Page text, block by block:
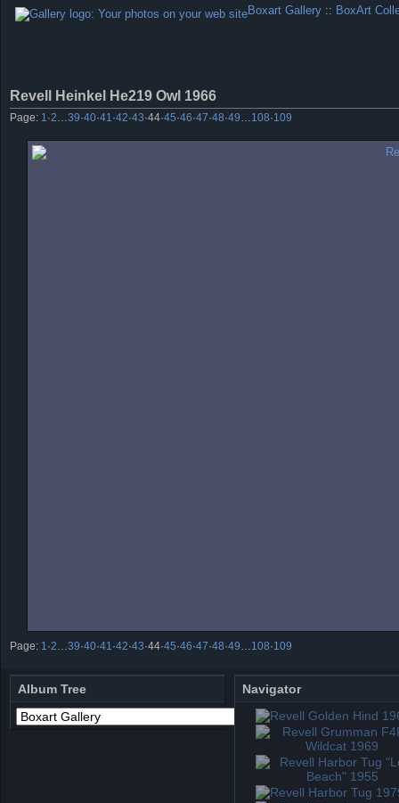
Boxart Gallery :: BoxArt
Revell Heinkel He219 Owl 1966
Page: 1 ·2 39·40·41 ·42·43·44·45·46·47·48·49 108·109
Page: 1 ·2 39·40·41 ·42·43·44·45·46·47·48·49 108·109
Album Tree Navigator